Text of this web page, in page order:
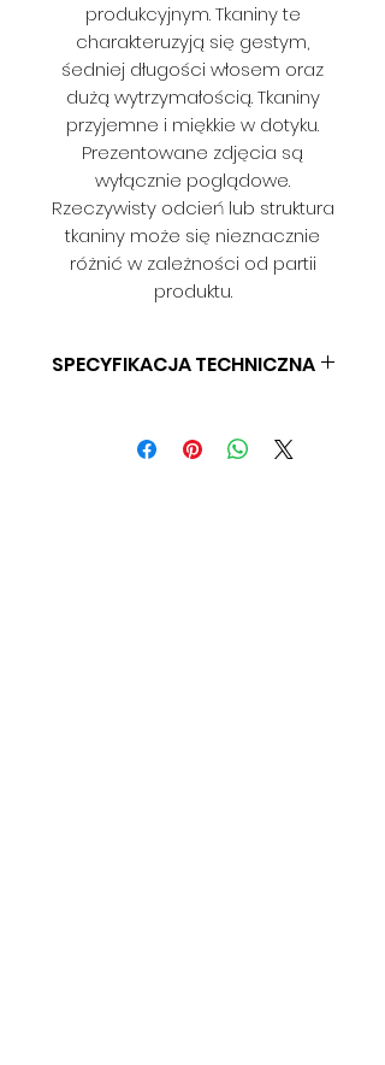
produkcyjnym. Tkaniny te
charakteruzyją się gestym,
śedniej długości włosem oraz
dużą wytrzymałością. Tkaniny
przyjemne i miękkie w dotyku.
Prezentowane zdjęcia są
wyłącznie poglądowe.
Rzeczywisty odcień lub struktura
tkaniny może się nieznacznie
różnić w zależności od partii
produktu.
SPECYFIKACJA TECHNICZNA
GRAMATURA: BD
SZEROKOŚĆ: 140 CM